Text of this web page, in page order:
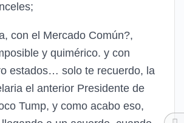
con el Mercado Común?,
y quimérico. y con
estados… solo te recuerdo, la
el anterior Presidente de
Tump, y como acabo eso,